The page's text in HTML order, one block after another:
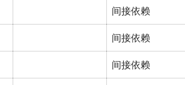
间接依赖
间接依赖
间接依赖